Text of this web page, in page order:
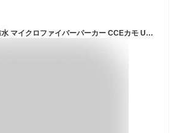
フランス軍 3レイヤー 防水 マイクロファイバーパーカー CCEカモ USED JP108UN 実物ミリタリー 軍モノ 軍物 メンズ フード付き レインジャケット アウター コート JKT 防水 透湿 雨具 防風 コンバット フィールド 迷彩柄 カモフラージュ フレンチアーミー